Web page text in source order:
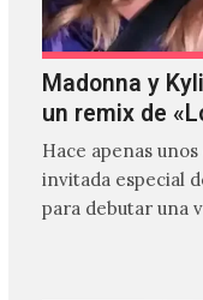
Madonna y
un remix de
Hace apenas
invitada especial
para debutar una